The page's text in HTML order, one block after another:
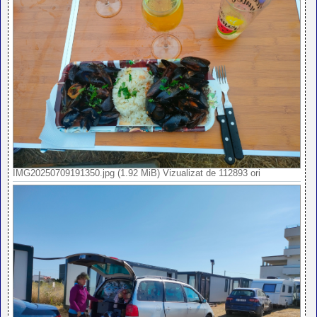
IMG20250709191350.jpg (1.92 MiB) Vizualizat de 112893 ori